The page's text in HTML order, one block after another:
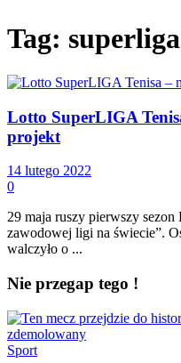
Tag: superliga
Lotto SuperLIGA
projekt
14 lutego 2022
0
29 maja ruszy pierwszy
zawodowej ligi na świecie”.
walczyło o ...
Nie przegap tego !
Sport